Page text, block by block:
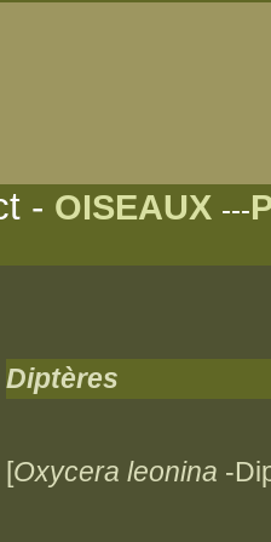
- OISEAUX ---
Diptères
[Oxycera leonina -